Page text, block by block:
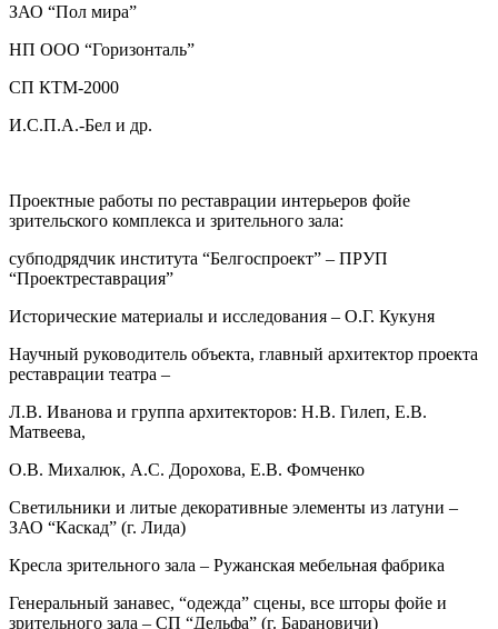
ЗАО “Пол мира”
НП ООО “Горизонталь”
СП КТМ-2000
И.С.П.А.-Бел и др.
Проектные работы по реставрации интерьеров фойе
зрительского комплекса и зрительного зала:
cубподрядчик института “Белгоспроект” – ПРУП
“Проектреставрация”
Исторические материалы и исследования – О.Г. Кукуня
Научный руководитель объекта, главный архитектор проекта
реставрации театра –
Л.В. Иванова и группа архитекторов: Н.В. Гилеп, Е.В.
Матвеева,
О.В. Михалюк, А.С. Дорохова, Е.В. Фомченко
Светильники и литые декоративные элементы из латуни –
ЗАО “Каскад” (г. Лида)
Кресла зрительного зала – Ружанская мебельная фабрика
Генеральный занавес, “одежда” сцены, все шторы фойе и
зрительного зала – СП “Дельфа” (г. Барановичи)